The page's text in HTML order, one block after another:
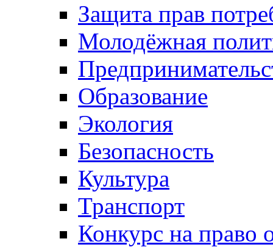
Защита прав
Молодёжная
Образование
Экология
Безопасность
Культура
Транспорт
Конкурс на право